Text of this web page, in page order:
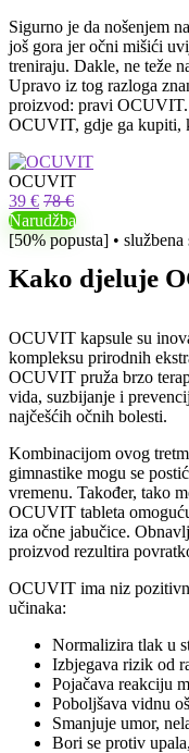
Sigurno je da nošenjem
još gora jer očni mišići
treniraju. Dakle, ne teže
Upravo iz tog razloga
proizvod: pravi OCUVIT.
OCUVIT, gdje ga kupiti,
OCUVIT
39 € 78 €
Narudžba
[50% popusta] • službena
Kako djeluje
OCUVIT kapsule su
kompleksu prirodnih
OCUVIT pruža brzo
vida, suzbijanje i
najčešćih očnih bolesti.
Kombinacijom ovog
gimnastike mogu se
vremenu. Također, tako
OCUVIT tableta
iza očne jabučice.
proizvod rezultira
OCUVIT ima niz
učinaka:
Normalizira tlak u
Izbjegava rizik od
Pojačava reakciju
Poboljšava vidnu
Smanjuje umor,
Bori se protiv